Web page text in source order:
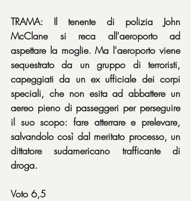
TRAMA: Il tenente di polizia John
McClane si reca all'aeroporto ad
aspettare la moglie. Ma l'aeroporto viene
sequestrato da un gruppo di terroristi,
capeggiati da un ex ufficiale dei corpi
speciali, che non esita ad abbattere un
aereo pieno di passeggeri per perseguire
il suo scopo: fare atterrare e prelevare,
salvandolo così dal meritato processo, un
dittatore sudamericano trafficante di
droga.
Voto 6,5